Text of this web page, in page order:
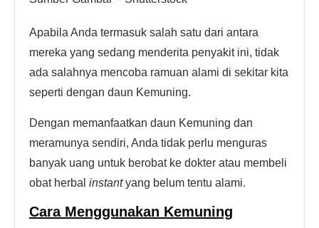
Apabila Anda termasuk salah satu dari antara
mereka yang sedang menderita penyakit ini, tidak
ada salahnya mencoba ramuan alami di sekitar kita
seperti dengan daun Kemuning.
Dengan memanfaatkan daun Kemuning dan
meramunya sendiri, Anda tidak perlu menguras
banyak uang untuk berobat ke dokter atau membeli
obat herbal instantyang belum tentu alami.
Cara Menggunakan Kemuning